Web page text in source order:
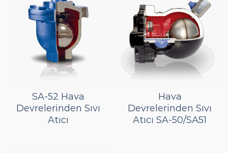
SA-52 Hava
Devrelerinden Sıvı
Atıcı
Hava
Devrelerinden Sıvı
Atıcı SA-50/SA51